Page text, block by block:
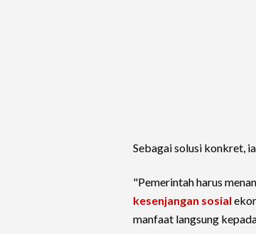
Sebagai solusi konkret,
"Pemerintah harus
kesenjangan sosial
manfaat langsung